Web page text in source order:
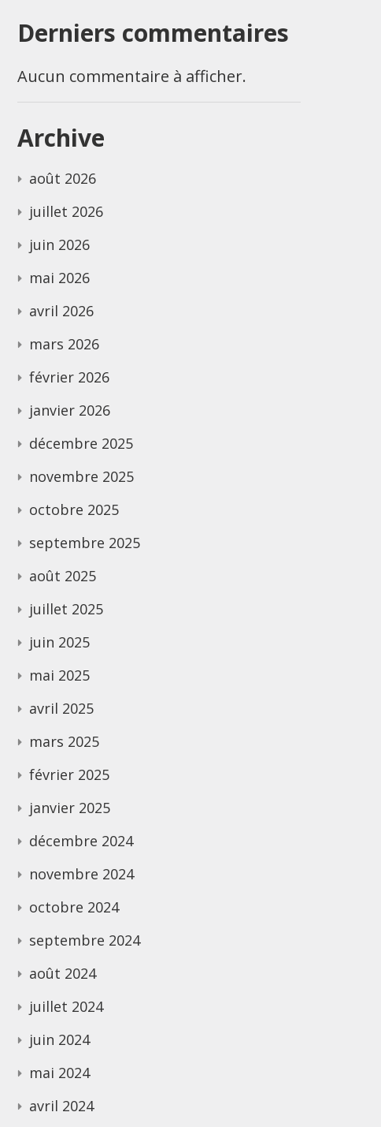
Derniers commentaires
Aucun commentaire à afficher.
Archive
août 2026
juillet 2026
juin 2026
mai 2026
avril 2026
mars 2026
février 2026
janvier 2026
décembre 2025
novembre 2025
octobre 2025
septembre 2025
août 2025
juillet 2025
juin 2025
mai 2025
avril 2025
mars 2025
février 2025
janvier 2025
décembre 2024
novembre 2024
octobre 2024
septembre 2024
août 2024
juillet 2024
juin 2024
mai 2024
avril 2024